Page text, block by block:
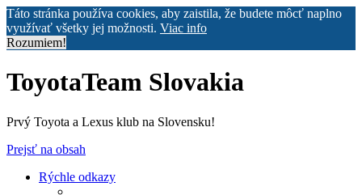
Táto stránka používa cookies, aby zaistila, že budete môcť naplno
využívať všetky jej možnosti. Viac info
Rozumiem!
ToyotaTeam Slovakia
Prvý Toyota a Lexus klub na Slovensku!
Prejsť na obsah
Rýchle odkazy